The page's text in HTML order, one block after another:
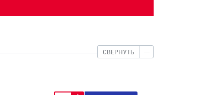
СВЕРНУТЬ